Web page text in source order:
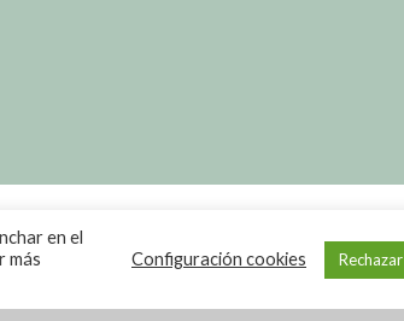
en el
más
Configuración cookies Rechazar